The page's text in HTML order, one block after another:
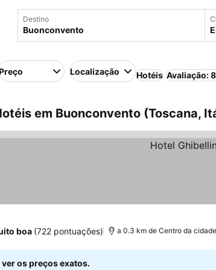
Destino
Preço Localização Hotéis Avaliação:
em Buonconvento (Toscana,
boa (722 pontuações) a 0.3 km de Centro da cidade
os preços exatos.